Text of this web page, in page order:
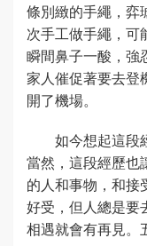
條別緻的手繩，弈
次手工做手繩，可
瞬間鼻子一酸，強
家人催促著要去登
開了機場。
如今想起這段
當然，這段經歷也
的人和事物，和接
好受，但人總是要
相遇就會有再見。